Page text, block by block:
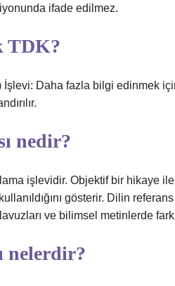
ifade edilmez.
TDK?
Daha fazla bilgi edinmek
nedir?
işlevidir. Objektif bir hikaye
gösterir. Dilin
ve bilimsel metinlerde
nelerdir?